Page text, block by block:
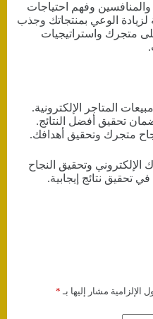
وفهم احتياجات
لزيادة الوعي بمنتجاتك وجذب
متجرك واستراتيجيات
المتاجر الإلكترونية.
تحقيق أفضل النتائج.
متجرك وتحقيق أهدافك.
الإلكتروني وتحقيق النجاح
تحقيق نتائج إيجابية.
الإلزامية مشار إليها بـ *